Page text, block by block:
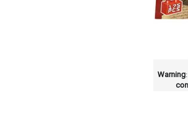
Warning